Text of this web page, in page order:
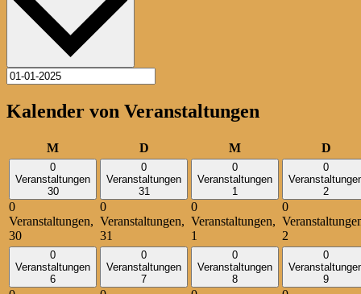
Kalender von Veranstaltungen
MMontag DDienstag MMittwoch D
0
Veranstaltungen
30
0
Veranstaltungen,
30
0
Veranstaltungen
31
0
Veranstaltungen,
31
0
Veranstaltungen
1
0
Veranstaltungen,
1
0
2
0
2
0
Veranstaltungen
6
0
Veranstaltungen
7
0
Veranstaltungen
8
0
9